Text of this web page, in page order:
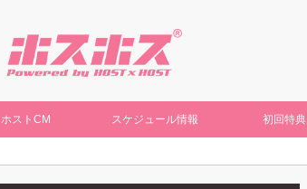
ホストCM スケジュール情報 初回特典